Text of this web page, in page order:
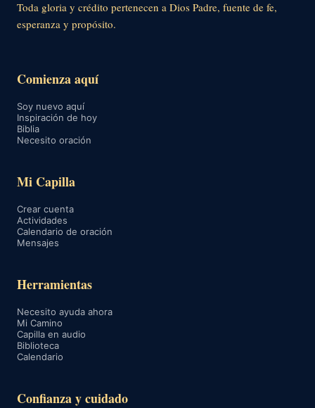
Toda gloria y crédito pertenecen a Dios Padre, fuente de fe,
esperanza y propósito.
Comienza aquí
Soy nuevo aquí
Inspiración de hoy
Biblia
Necesito oración
Mi Capilla
Crear cuenta
Actividades
Calendario de oración
Mensajes
Herramientas
Necesito ayuda ahora
Mi Camino
Capilla en audio
Biblioteca
Calendario
Confianza y cuidado